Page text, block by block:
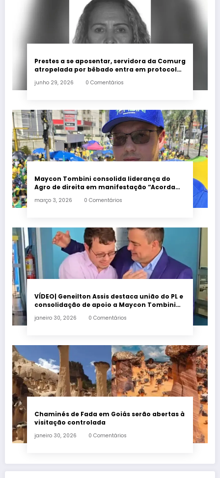
Prestes a se aposentar, servidora da Comurg
atropelada por bêbado entra em protocolo
junho 29, 2026 0 Comentários
Maycon Tombini consolida liderança do
Agro de direita em manifestação “Acorda
março 3, 2026 0 Comentários
VÍDEO| Geneilton Assis destaca união do PL e
consolidação de apoio a Maycon Tombini
janeiro 30, 2026 0 Comentários
Chaminés de Fada em Goiás serão abertas à
visitação controlada
janeiro 30, 2026 0 Comentários